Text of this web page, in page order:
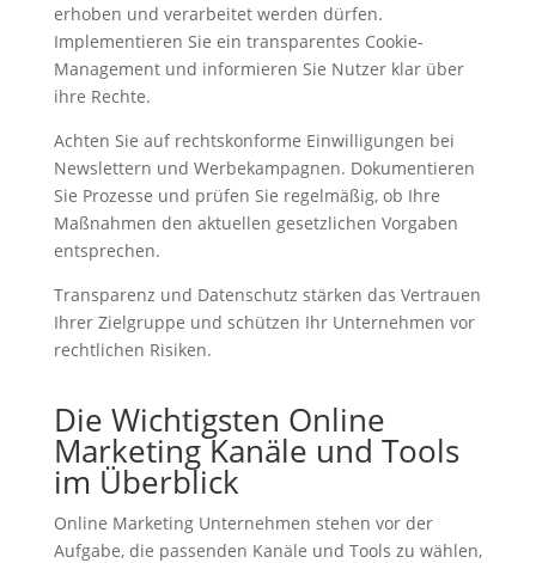
erhoben und verarbeitet werden dürfen.
Implementieren Sie ein transparentes Cookie-
Management und informieren Sie Nutzer klar über
ihre Rechte.
Achten Sie auf rechtskonforme Einwilligungen bei
Newslettern und Werbekampagnen. Dokumentieren
Sie Prozesse und prüfen Sie regelmäßig, ob Ihre
Maßnahmen den aktuellen gesetzlichen Vorgaben
entsprechen.
Transparenz und Datenschutz stärken das Vertrauen
Ihrer Zielgruppe und schützen Ihr Unternehmen vor
rechtlichen Risiken.
Die Wichtigsten Online
Marketing Kanäle und Tools
im Überblick
Online Marketing Unternehmen stehen vor der
Aufgabe, die passenden Kanäle und Tools zu wählen,